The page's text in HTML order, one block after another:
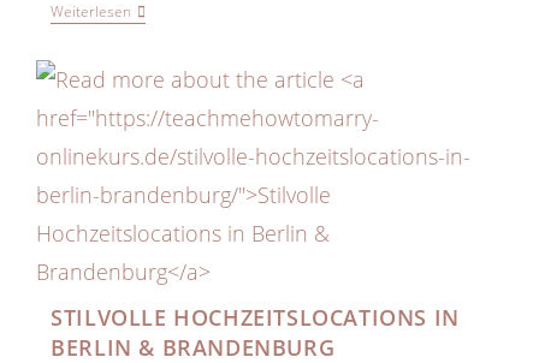
Weiterlesen
STILVOLLE HOCHZEITSLOCATIONS IN
BERLIN & BRANDENBURG